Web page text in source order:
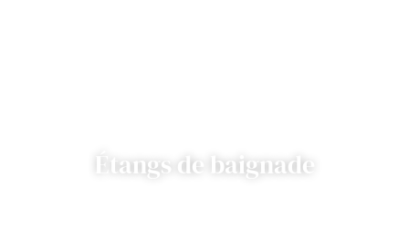
Étangs de baignade